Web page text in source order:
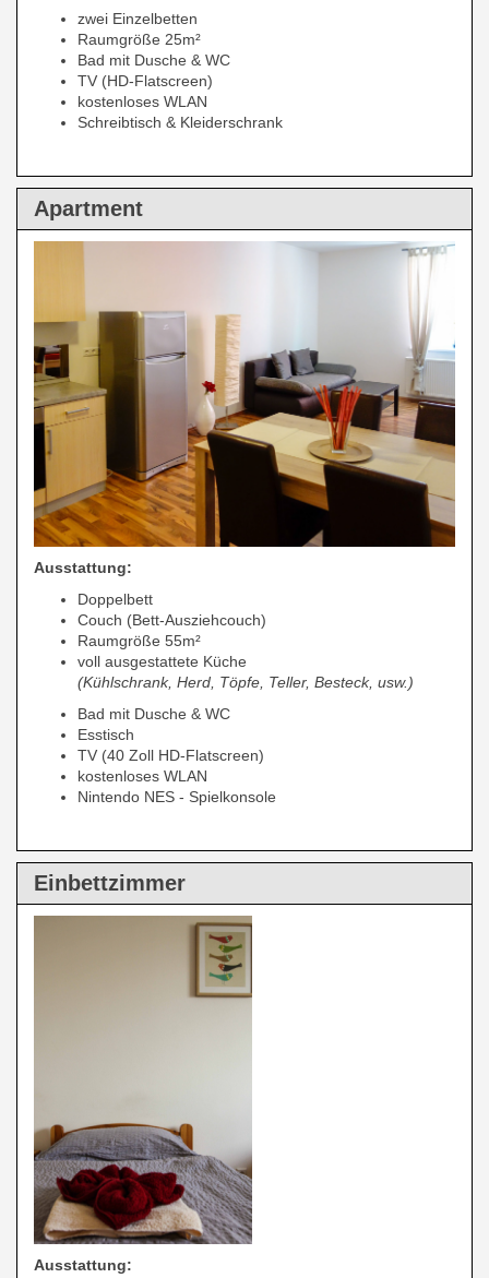
zwei Einzelbetten
Raumgröße 25m²
Bad mit Dusche & WC
TV (HD-Flatscreen)
kostenloses WLAN
Schreibtisch & Kleiderschrank
Apartment
Ausstattung:
Doppelbett
Couch (Bett-Ausziehcouch)
Raumgröße 55m²
voll ausgestattete Küche
(Kühlschrank, Herd, Töpfe, Teller, Besteck, usw.)
Bad mit Dusche & WC
Esstisch
TV (40 Zoll HD-Flatscreen)
kostenloses WLAN
Nintendo NES - Spielkonsole
Einbettzimmer
Ausstattung: